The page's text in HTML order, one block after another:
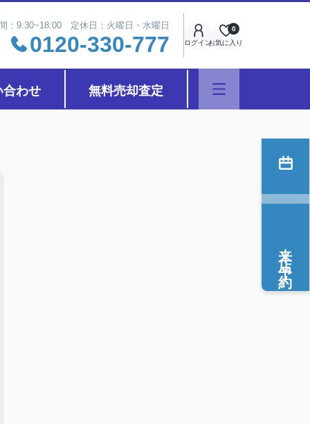
：9:30~18:00 定休日：火曜日・水曜日
0120-330-777 ログインお気に入り
0
合わせ 無料売却査定
来店予約